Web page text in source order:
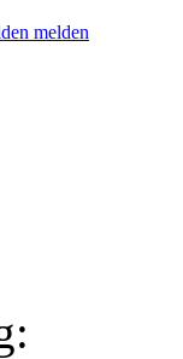
melden